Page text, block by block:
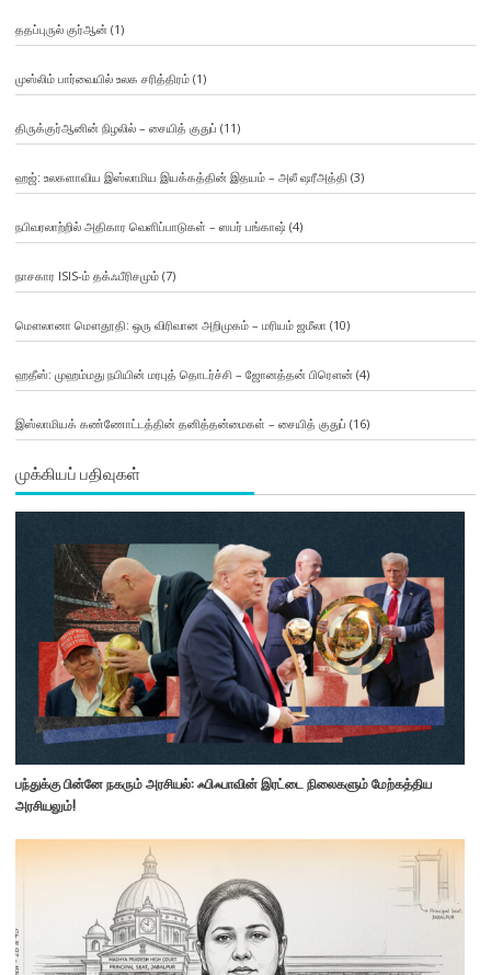
ததப்புருல் குர்ஆன் (1)
முஸ்லிம் பார்வையில் உலக சரித்திரம்(1)
திருக்குர்ஆனின் நிழலில் – சையித் குதுப் (11)
ஹஜ்: உலகளாவிய இஸ்லாமிய இயக்கத்தின் இதயம் – அலீ ஷரீஅத்தி (3)
நபிவரலாற்றில் அதிகார வெளிப்பாடுகள் – ஸபர் பங்காஷ் (4)
நாசகார ISIS-ம் தக்ஃபீரிசமும்(7)
மௌலானா மௌதூதி: ஒரு விரிவான அறிமுகம் – மரியம் ஜமீலா (10)
ஹதீஸ்: முஹம்மது நபியின் மரபுத் தொடர்ச்சி – ஜோனத்தன் பிரௌன் (4)
இஸ்லாமியக் கண்ணோட்டத்தின் தனித்தன்மைகள் – சையித் குதுப் (16)
முக்கியப் பதிவுகள்
பந்துக்கு பின்னே நகரும் அரசியல்: ஃபிஃபாவின் இரட்டை நிலைகளும் மேற்கத்திய
அரசியலும்!